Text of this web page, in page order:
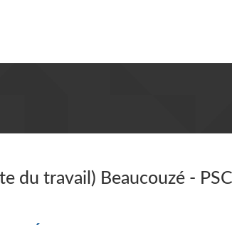
du travail) Beaucouzé -